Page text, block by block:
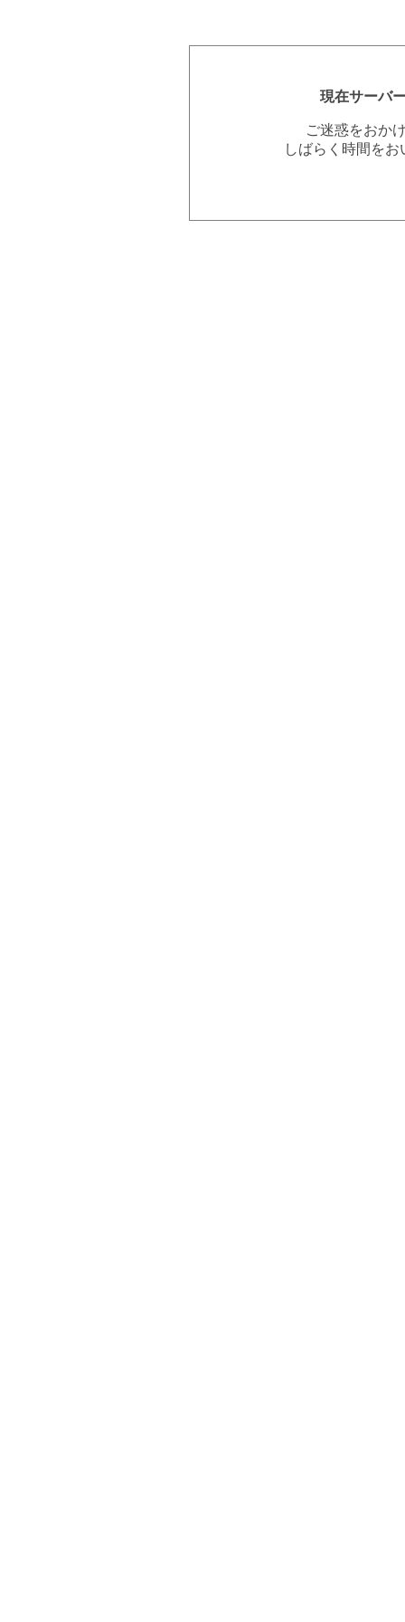
現在サーバ
ご迷惑をおか
しばらく時間を